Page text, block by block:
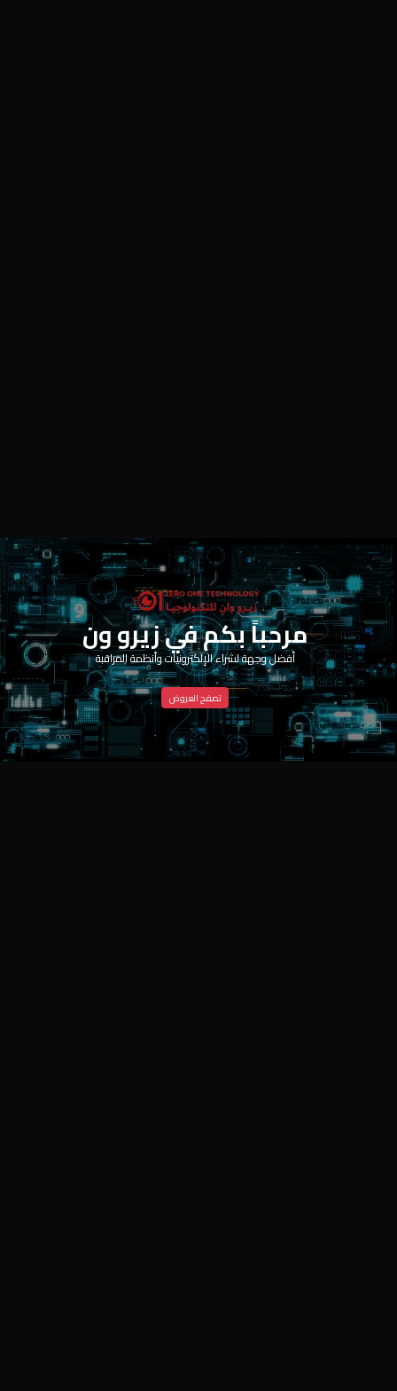
مرحباً بكم في زيرو ون
أفضل وجهة لشراء الإلكترونيات وأنظمة المراقبة
تصفح العروض